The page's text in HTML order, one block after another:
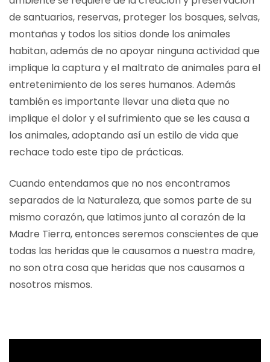
de santuarios, reservas, proteger los bosques, selvas,
montañas y todos los sitios donde los animales
habitan, además de no apoyar ninguna actividad que
implique la captura y el maltrato de animales para el
entretenimiento de los seres humanos. Además
también es importante llevar una dieta que no
implique el dolor y el sufrimiento que se les causa a
los animales, adoptando así un estilo de vida que
rechace todo este tipo de prácticas.
Cuando entendamos que no nos encontramos
separados de la Naturaleza, que somos parte de su
mismo corazón, que latimos junto al corazón de la
Madre Tierra, entonces seremos conscientes de que
todas las heridas que le causamos a nuestra madre,
no son otra cosa que heridas que nos causamos a
nosotros mismos.